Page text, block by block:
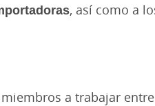
, así como a
a trabajar